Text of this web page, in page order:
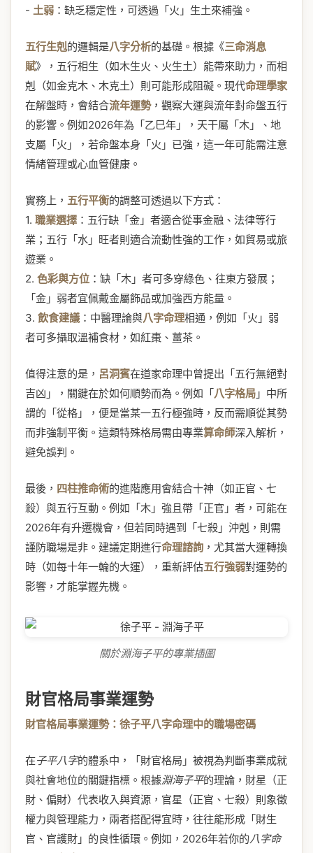
- 土弱 ：缺乏穩定性，可透過「火」生土來補強。
五行生剋的邏輯是八字分析的基礎。根據《三命消息
賦》，五行相生（如木生火、火生土）能帶來助力，而相
剋（如金克木、木克土）則可能形成阻礙。現代命理學家
在解盤時，會結合流年運勢，觀察大運與流年對命盤五行
的影響。例如2026年為「乙巳年」，天干屬「木」、地
支屬「火」，若命盤本身「火」已強，這一年可能需注意
情緒管理或心血管健康。
實務上， 五行平衡的調整可透過以下方式：
1. 職業選擇 ：五行缺「金」者適合從事金融、法律等行
業；五行「水」旺者則適合流動性強的工作，如貿易或旅
遊業。
2. 色彩與方位 ：缺「木」者可多穿綠色、往東方發展；
「金」弱者宜佩戴金屬飾品或加強西方能量。
3. 飲食建議：中醫理論與八字命理相通，例如「火」弱
者可多攝取溫補食材，如紅棗、薑茶。
值得注意的是， 呂洞賓在道家命理中曾提出「五行無絕對
吉凶」，關鍵在於如何順勢而為。例如「八字格局 」中所
謂的「從格」，便是當某一五行極強時，反而需順從其勢
而非強制平衡。這類特殊格局需由專業算命師深入解析，
避免誤判。
最後， 四柱推命術的進階應用會結合十神（如正官、七
殺）與五行互動。例如「木」強且帶「正官」者，可能在
2026年有升遷機會，但若同時遇到「七殺」沖剋，則需
謹防職場是非。建議定期進行命理諮詢 ，尤其當大運轉換
時（如每十年一輪的大運），重新評估五行強弱對運勢的
影響，才能掌握先機。
關於淵海子平的專業插圖
財官格局事業運勢
財官格局事業運勢：徐子平八字命理中的職場密碼
在子平八字的體系中，「財官格局」被視為判斷事業成就
與社會地位的關鍵指標。根據淵海子平的理論，財星（正
財、偏財）代表收入與資源，官星（正官、七殺）則象徵
權力與管理能力，兩者搭配得宜時，往往能形成「財生
官、官護財」的良性循環。例如，2026年若你的八字命